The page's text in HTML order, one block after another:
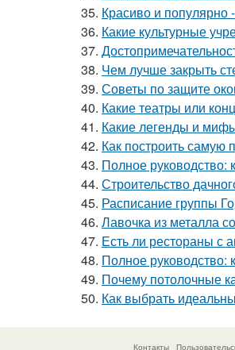
35. Красиво и популярно
36. Какие культурные
37.
38. Чем лучше закрыть
39. Советы по защите
40. Какие театры или
41. Какие легенды и
42. Как построить самую
43. Полное руководство:
44. Строительство
45. Расписание группы
46. Лавочка из металла
47. Есть ли рестораны с
48. Полное руководство:
49. Почему потолочные
50. Как выбрать
Контакты